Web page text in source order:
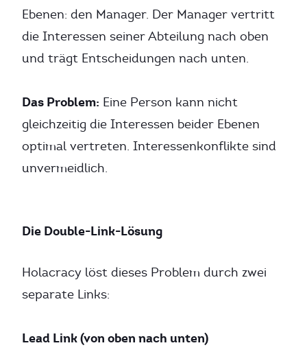
Ebenen: den Manager. Der Manager vertritt
die Interessen seiner Abteilung nach oben
und trägt Entscheidungen nach unten.
Das Problem: Eine Person kann nicht
gleichzeitig die Interessen beider Ebenen
optimal vertreten. Interessenkonflikte sind
unvermeidlich.
Die Double-Link-Lösung
Holacracy löst dieses Problem durch zwei
separate Links:
Lead Link (von oben nach unten)